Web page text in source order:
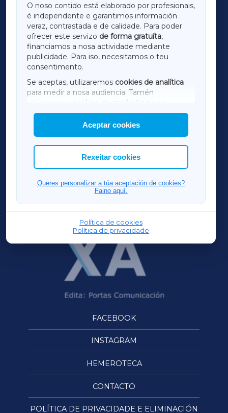
O noso contido está elaborado por profesionais,
é independente e garantimos información
veraz, contrastada e de calidade. Para poder
ofrecer este servizo de forma gratuíta,
financiamos a nosa actividade mediante
publicidade. Para iso, necesitamos o teu
consentimento.
Se aceptas, utilizaremos cookies de analítica
para medir a nosa audiencia. Tamén
utilizaremos
cookies de marketing
mostrar publicidade de terceiros.
Así mesmo, podes personalizar a elección das
cookies que desexas permitir.
Aceptar cookies
Rexeitar cookies
Queres personalizar a túa aceptación de cookies?
Faino aquí.
Política de cookies
Política de privacidade
LUGOXA
TERRACHAXA
AMARIÑAXA
RIBEIRASACRAXA
ACORUÑAXA
FERROLXA
OURENSEXA
FACEBOOK
INSTAGRAM
HEMEROTECA
CONTACTO
POLÍTICA DE PRIVACIDADE E ELIMINACIÓN